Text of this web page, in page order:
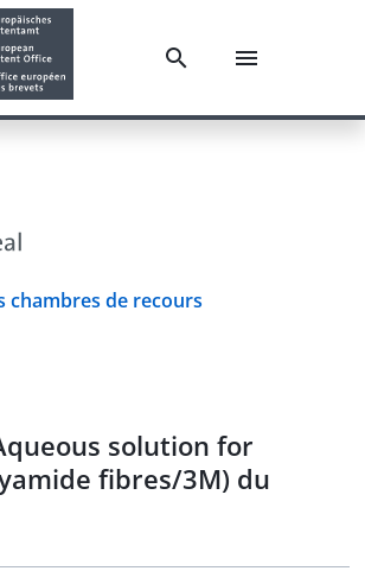
chambres de recours
solution for
fibres/3M) du